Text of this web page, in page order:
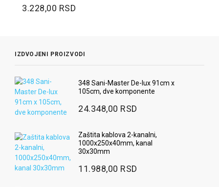
3.228,00 RSD
IZDVOJENI PROIZVODI
348 Sani-Master De-lux 91cm x
105cm, dve komponente
24.348,00 RSD
Zaštita kablova 2-kanalni,
1000x250x40mm, kanal
30x30mm
11.988,00 RSD